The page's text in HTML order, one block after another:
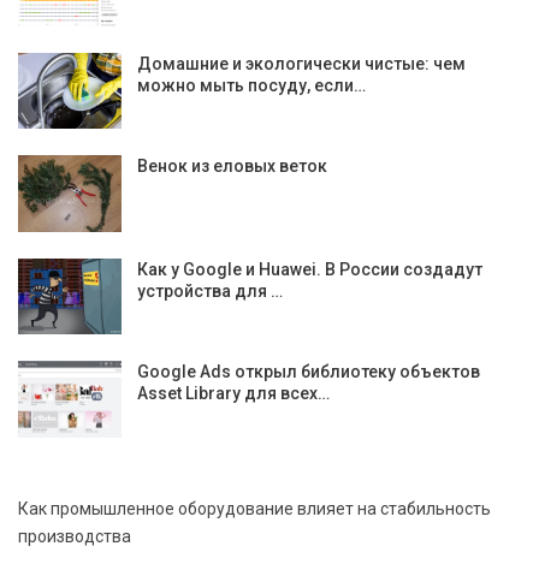
Домашние и экологически чистые: чем
можно мыть посуду, если…
Венок из еловых веток
Как у Google и Huawei. В России создадут
устройства для …
Google Ads открыл библиотеку объектов
Asset Library для всех…
Как промышленное оборудование влияет на стабильность
производства